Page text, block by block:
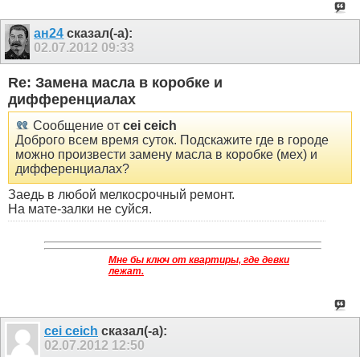
ан24 сказал(-а):
02.07.2012 09:33
Re: Замена масла в коробке и
дифференциалах
Сообщение от cei ceich
Доброго всем время суток. Подскажите где в городе
можно произвести замену масла в коробке (мех) и
дифференциалах?
Заедь в любой мелкосрочный ремонт.
На мате-залки не суйся.
Мне бы ключ от квартиры, где девки
лежат.
cei ceich сказал(-а):
02.07.2012 12:50